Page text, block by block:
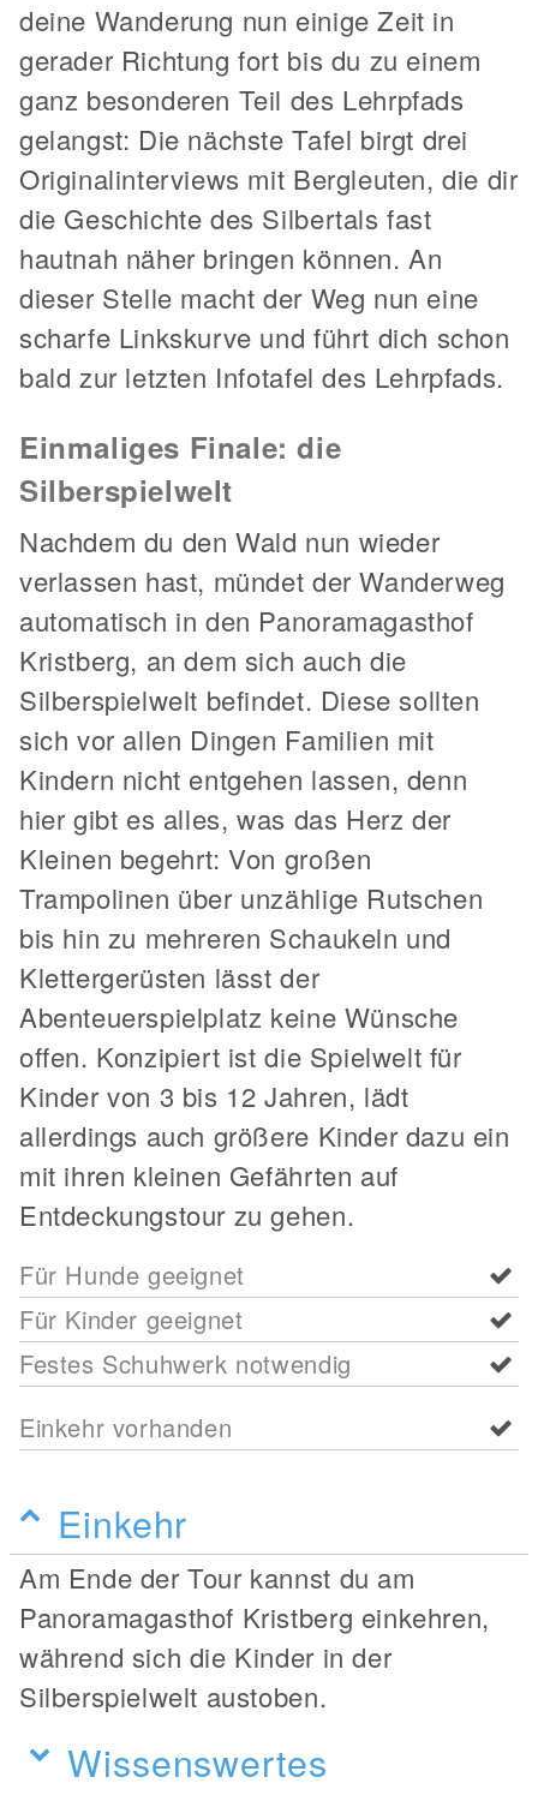
deine Wanderung nun einige Zeit in
gerader Richtung fort bis du zu einem
ganz besonderen Teil des Lehrpfads
gelangst: Die nächste Tafel birgt drei
Originalinterviews mit Bergleuten, die dir
die Geschichte des Silbertals fast
hautnah näher bringen können. An
dieser Stelle macht der Weg nun eine
scharfe Linkskurve und führt dich schon
bald zur letzten Infotafel des Lehrpfads.
Einmaliges Finale: die
Silberspielwelt
Nachdem du den Wald nun wieder
verlassen hast, mündet der Wanderweg
automatisch in den Panoramagasthof
Kristberg, an dem sich auch die
Silberspielwelt befindet. Diese sollten
sich vor allen Dingen Familien mit
Kindern nicht entgehen lassen, denn
hier gibt es alles, was das Herz der
Kleinen begehrt: Von großen
Trampolinen über unzählige Rutschen
bis hin zu mehreren Schaukeln und
Klettergerüsten lässt der
Abenteuerspielplatz keine Wünsche
offen. Konzipiert ist die Spielwelt für
Kinder von 3 bis 12 Jahren, lädt
allerdings auch größere Kinder dazu ein
mit ihren kleinen Gefährten auf
Entdeckungstour zu gehen.
Für Hunde geeignet
Für Kinder geeignet
Festes Schuhwerk notwendig
Einkehr vorhanden
Einkehr
Am Ende der Tour kannst du am
Panoramagasthof Kristberg einkehren,
während sich die Kinder in der
Silberspielwelt austoben.
Wissenswertes